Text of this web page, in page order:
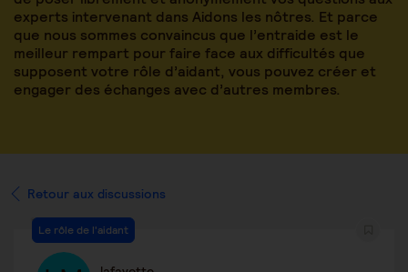
experts intervenant dans Aidons les nôtres. Et parce
que nous sommes convaincus que l’entraide est le
meilleur rempart pour faire face aux difficultés que
supposent votre rôle d’aidant, vous pouvez créer et
engager des échanges avec d’autres membres.
Retour aux discussions
Le rôle de l'aidant